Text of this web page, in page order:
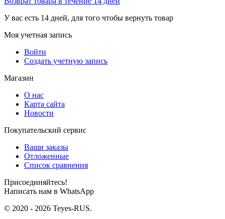
У вас есть 14 дней, для того чтобы вернуть товар
Моя учетная запись
Войти
Создать учетную запись
Магазин
О нас
Карта сайта
Новости
Покупательский сервис
Ваши заказы
Отложенные
Список сравнения
Присоединяйтесь!
Написать нам в WhatsApp
© 2020 - 2026 Teyes-RUS.